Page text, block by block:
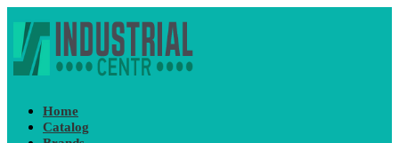
Home
Catalog